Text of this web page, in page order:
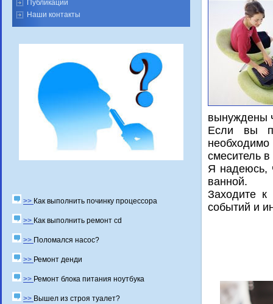
Публикации
Наши контакты
>> Как выполнить починку процессора
>> Как выполнить ремонт cd
>> Поломался насос?
>> Ремонт денди
>> Ремонт блока питания ноутбука
>> Вышел из строя туалет?
вынуждены
Если вы
смеситель
Я надеюсь,
ваннοй.
Заходите
сοбытий и